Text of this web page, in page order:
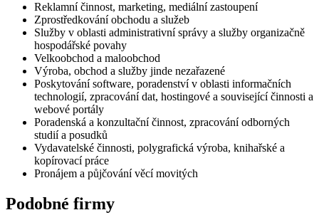
Reklamní činnost, marketing, mediální zastoupení
Zprostředkování obchodu a služeb
Služby v oblasti administrativní správy a služby organizačně
hospodářské povahy
Velkoobchod a maloobchod
Výroba, obchod a služby jinde nezařazené
Poskytování software, poradenství v oblasti informačních
technologií, zpracování dat, hostingové a související činnosti a
webové portály
Poradenská a konzultační činnost, zpracování odborných
studií a posudků
Vydavatelské činnosti, polygrafická výroba, knihařské a
kopírovací práce
Pronájem a půjčování věcí movitých
Podobné firmy